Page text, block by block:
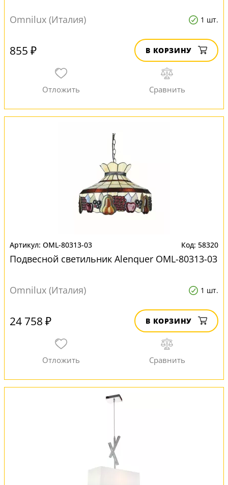
Omnilux (Италия) 1 шт.
855 ₽ В КОРЗИНУ
OML-80313-03 58320
Подвесной светильник Alenquer OML-80313-03
Omnilux (Италия) 1 шт.
24 758 ₽ В КОРЗИНУ